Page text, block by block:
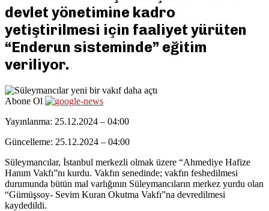
devlet yönetimine kadro
yetiştirilmesi için faaliyet yürüten
“Enderun sisteminde” eğitim
veriliyor.
Abone Ol
Yayınlanma: 25.12.2024 – 04:00
Güncelleme: 25.12.2024 – 04:00
Süleymancılar, İstanbul merkezli olmak üzere “Ahmediye Hafize
Hanım Vakfı”nı kurdu. Vakfın senedinde; vakfın feshedilmesi
durumunda bütün mal varlığının Süleymancıların merkez yurdu olan
“Gümüşsoy- Sevim Kuran Okutma Vakfı”na devredilmesi
kaydedildi.